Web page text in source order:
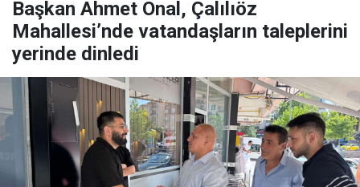
Başkan Ahmet Önal, Çalılıöz
Mahallesi’nde vatandaşların taleplerini
yerinde dinledi